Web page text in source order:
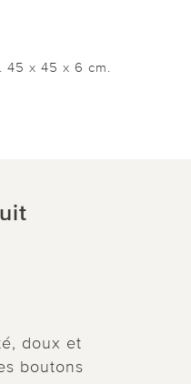
45 x 45 x 6 cm.
doux et
boutons